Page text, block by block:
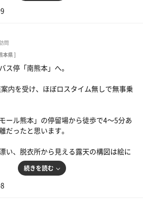
、段差低めの2段タイプ。
囲気の熱波師、イイ風を送ってくれる
過ぎる…コロナ話とかいらんし。
い椅子で休憩。
けず兄さん…潜って頭ガシガシするとか
が見えないリフレッシュルームが吉か。
けられ、乾燥したヴィヒタも壁に吊され
が「黄土サウナ」
は全て天井に向けられ雰囲気は洞窟内。
と汗が出る。TVは無い方がより良いか
なくて』が頭の中でリフレイン。誰だっ
ナ。
2時間後にまたココで♪」って事などは
憧れはややあるが）
くれるのは、サウナ&水風呂が苦手で、
合わない古き友。（感謝してます）
ヤモヤの計3セット。
ロウリュを待たずに今日は別館へ。
たハッピーアワー！
、染み渡るウマさ♪
石階段、気をつけながら登りきり、青空
イブラ湯で下準備し、いざ！
、右手小窓の上にある12分計。ピタッ
！
「調整中」の小さな貼り紙が付いてい
面構えの良い「イズネス」が鎮座。
に座る。
ワ〜〜で完全にギブアップ。。
座りで屈んで反省。
らせちゃダメな奴です。
問
本県 ]
ス停「南熊本」へ。
内を受け、ほぼロスタイム無しで無事乗
ール熊本」の停留場から徒歩で4〜5分あ
だったと思います。
い、脱衣所から見える露天の構図は絵に
客も数える程度。
ッちゃん達の憩いの湯であろう雰囲気を
続きを読む